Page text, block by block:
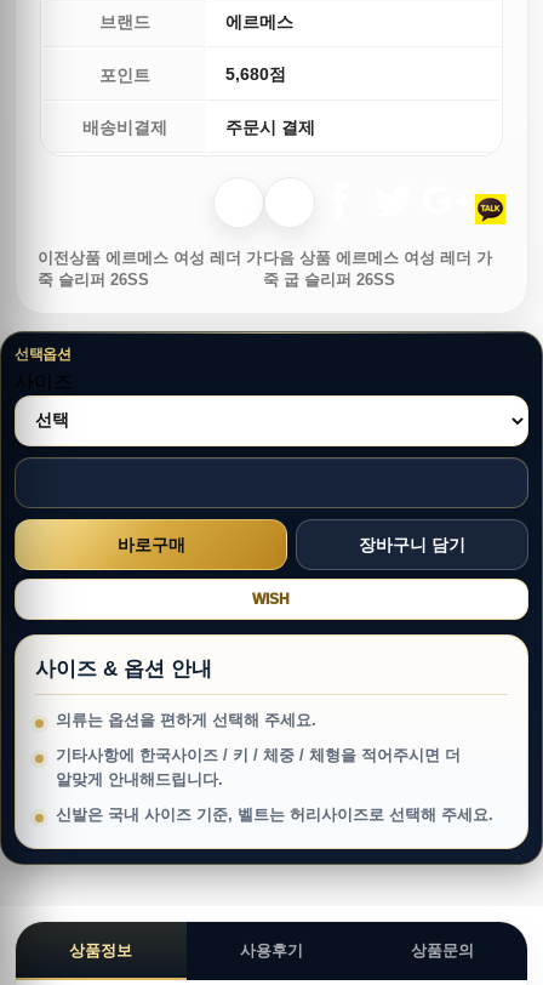
브랜드 에르메스
포인트 5,680점
배송비결제 주문시 결제
이전상품 에르메스 여성 레더 가
죽 슬리퍼 26SS
다음 상품 에르메스 여성 레더 가
죽 굽 슬리퍼 26SS
선택옵션
사이즈
WISH
사이즈 & 옵션 안내
의류는 옵션을 편하게 선택해 주세요.
기타사항에 한국사이즈 / 키 / 체중 / 체형을 적어주시면 더
알맞게 안내해드립니다.
신발은 국내 사이즈 기준, 벨트는 허리사이즈로 선택해 주세요.
상품정보 사용후기 상품문의